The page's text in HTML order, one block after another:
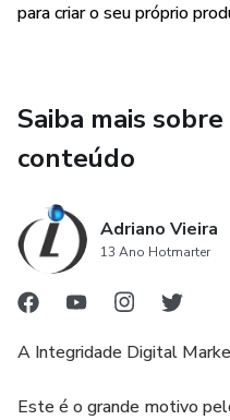
para criar o seu próprio
Saiba mais
conteúdo
Adriano Vieira
13 Ano Hotmarter
A Integridade Digital
Este é o grande motivo